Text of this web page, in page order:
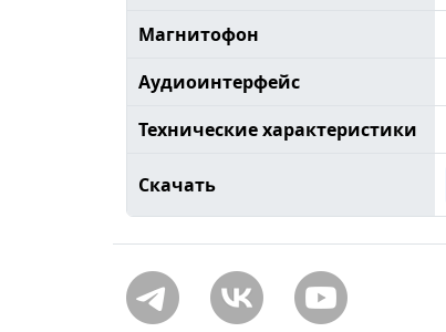
Магнитофон
Аудиоинтерфейс
Технические характеристики
Скачать